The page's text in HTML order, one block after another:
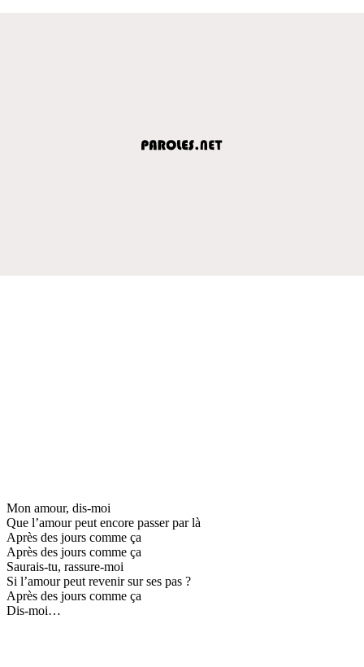
Mon amour, dis-moi
Que l’amour peut encore passer par là
Après des jours comme ça
Après des jours comme ça
Saurais-tu, rassure-moi
Si l’amour peut revenir sur ses pas ?
Après des jours comme ça
Dis-moi…